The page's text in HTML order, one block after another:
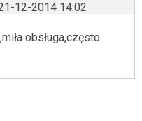
12-2014 14:02
obsługa,często